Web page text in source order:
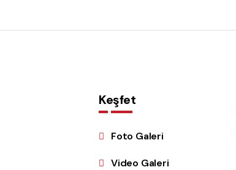
Keşfet
Foto Galeri
Video Galeri